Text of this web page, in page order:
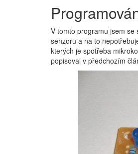
V tomto programu jsem
senzoru a na to
kterých je spotřeba
popisoval v předchozím